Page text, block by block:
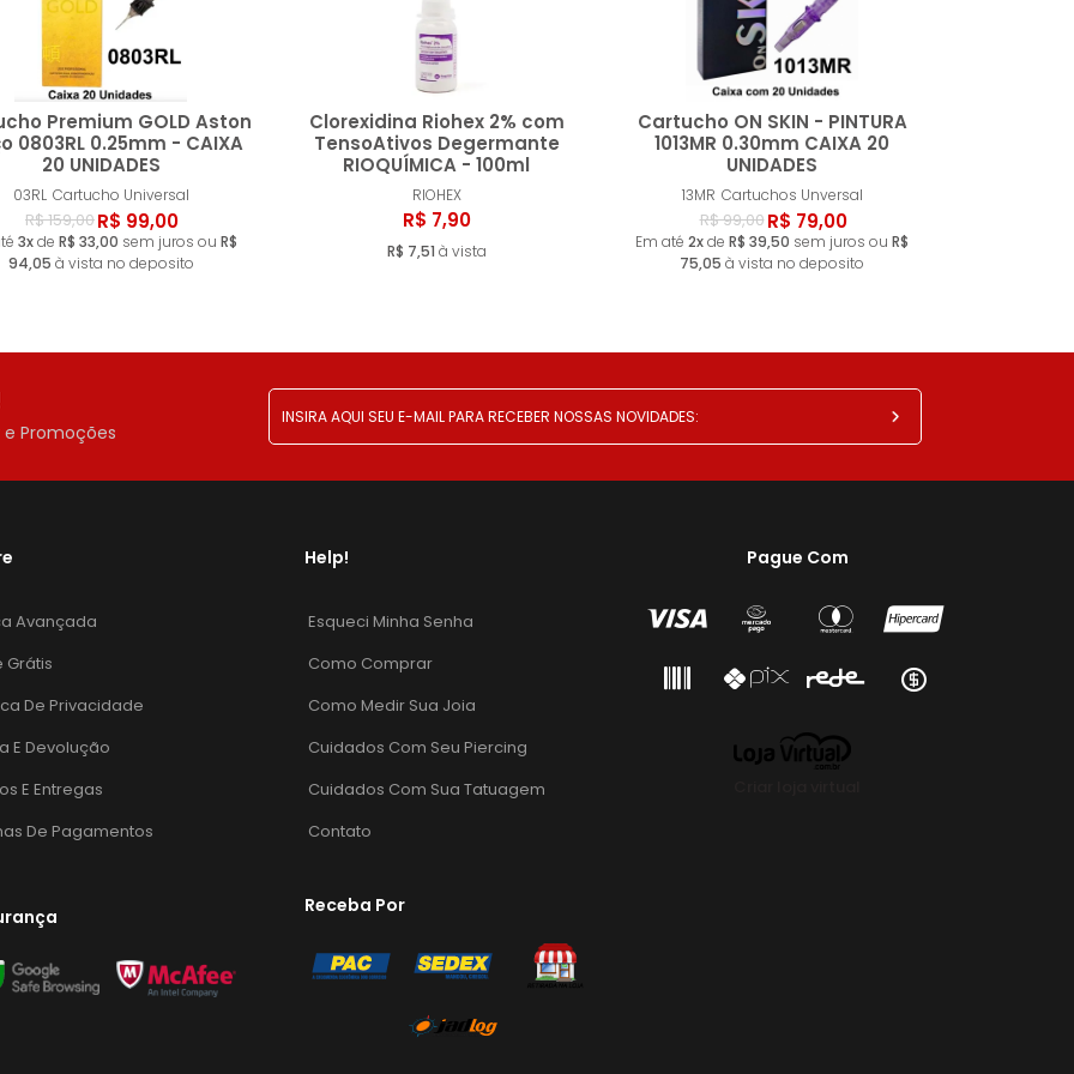
Premium GOLD Aston
0803RL 0.25mm - CAIXA
20 UNIDADES
03RL Cartucho Universal
R$ 159,00R$ 99,00
3xde R$ 33,00 sem juros ou R$
94,05 à vista no deposito
Comprar
Clorexidina Riohex 2% com
TensoAtivos Degermante
RIOQUÍMICA - 100ml
RIOHEX
R$ 7,90
R$ 7,51 à vista
Comprar
Cartucho ON SKIN - PINTURA
1013MR 0.30mm CAIXA 20
UNIDADES
13MR Cartuchos Unversal
R$ 99,00R$ 79,00
Em até 2xde R$ 39,50 sem juros ou R$
75,05 à vista no deposito
Comprar
Promoções
Avançada
Grátis
De Privacidade
E Devolução
E Entregas
De Pagamentos
Help!
Esqueci Minha Senha
Como Comprar
Como Medir Sua Joia
Cuidados Com Seu Piercing
Cuidados Com Sua Tatuagem
Contato
Receba Por
Pague Com